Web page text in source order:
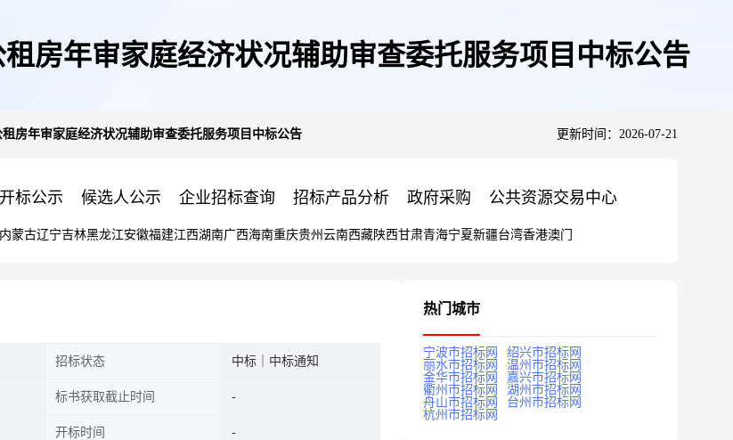
房年审家庭经济状况辅助审查委托服务项目中标公告
房年审家庭经济状况辅助审查委托服务项目中标公告 更新时间：2026-07-21
开标公示 候选人公示 企业招标查询 招标产品分析 政府采购 公共资源交易中心
内蒙古辽宁吉林黑龙江安徽福建江西湖南广西海南重庆贵州 云南西藏陕西甘肃青海宁夏新疆台湾香港澳门
招标状态 中标｜中标通知
标书获取截止时间
开标时间
热门城市
宁波市招标网
绍兴市招标网
丽水市招标网
温州市招标网
金华市招标网
嘉兴市招标网
衢州市招标网
湖州市招标网
舟山市招标网
台州市招标网
杭州市招标网